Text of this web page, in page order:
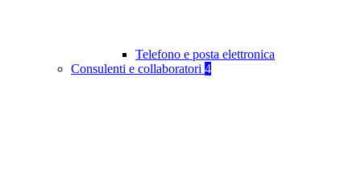
Telefono e posta elettronica
Consulenti e collaboratori 4